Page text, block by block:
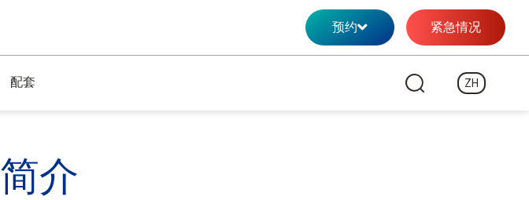
预约 紧急情况
配套 ZH
简介